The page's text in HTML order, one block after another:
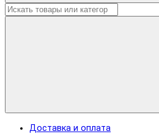
Доставка и оплата